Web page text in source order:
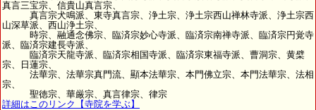
真言三宝宗、信貴山真言宗、
真言宗犬鳴派、東寺真言宗、浄土宗、浄土宗西山禅林寺派、浄土宗西
山深草派、西山浄土宗、
時宗、融通念佛宗、臨済宗妙心寺派、臨済宗南禅寺派、臨済宗円覚寺
派、臨済宗建長寺派、
臨済宗天龍寺派、臨済宗相国寺派、臨済宗東福寺派、曹洞宗、黄檗
宗、日蓮宗、
法華宗、法華宗真門流、顯本法華宗、本門佛立宗、本門法華宗、法相
宗、
聖徳宗、華厳宗、真言律宗、律宗
詳細はこのリンク【寺院を学ぶ】